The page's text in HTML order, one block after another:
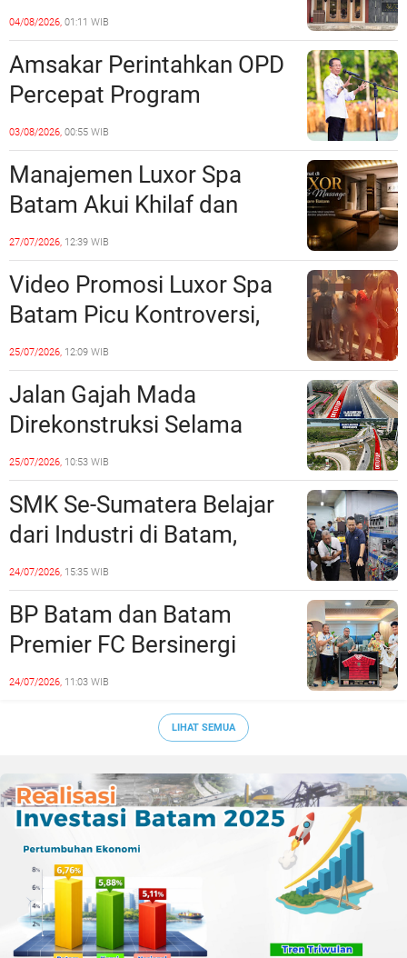
Barelang Usut Tuntas
Unsur Pelanggaran Hukum
04/08/2026, 01:11 WIB
Amsakar Perintahkan OPD
Percepat Program
Prioritas, Targetkan
Realisasi Pembangunan
Lampaui 50 Persen
03/08/2026, 00:55 WIB
Manajemen Luxor Spa
Batam Akui Khilaf dan
Minta Maaf, Konten
Langsung Di-Takedown
27/07/2026, 12:39 WIB
Video Promosi Luxor Spa
Batam Picu Kontroversi,
Dinilai Bermuatan Sensual
25/07/2026, 12:09 WIB
Jalan Gajah Mada
Direkonstruksi Selama
Empat Minggu, Ini Skema
Rekayasa Lalu Lintasnya
25/07/2026, 10:53 WIB
SMK Se-Sumatera Belajar
dari Industri di Batam,
Siapkan Lulusan Siap Kerja
Era Digital
24/07/2026, 15:35 WIB
BP Batam dan Batam
Premier FC Bersinergi
Cetak Generasi Emas
24/07/2026, 11:03 WIB
LIHAT SEMUA